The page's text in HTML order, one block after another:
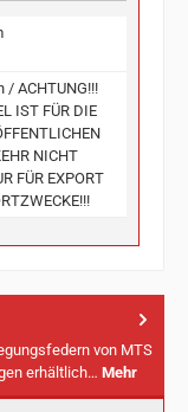
/ ACHTUNG!!!
IST FÜR DIE
NICHT
FÜR EXPORT
von MTS
erhältlich… Mehr